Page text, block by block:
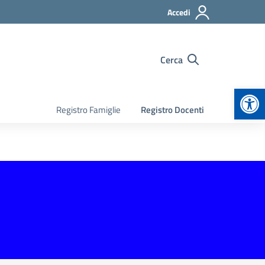
Accedi
Cerca
Registro Famiglie Registro Docenti